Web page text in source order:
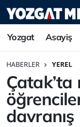
Yozgat Asayiş
HABERLER YEREL
Çatak’ta
davranış